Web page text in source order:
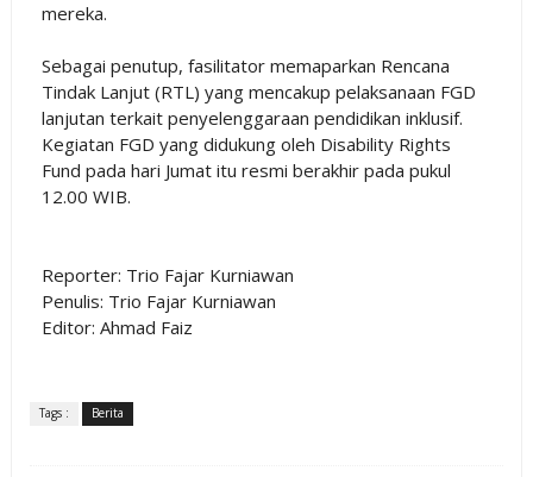
mereka.
Sebagai penutup, fasilitator memaparkan Rencana
Tindak Lanjut (RTL) yang mencakup pelaksanaan FGD
lanjutan terkait penyelenggaraan pendidikan inklusif.
Kegiatan FGD yang didukung oleh Disability Rights
Fund pada hari Jumat itu resmi berakhir pada pukul
12.00 WIB.
Reporter: Trio Fajar Kurniawan
Penulis: Trio Fajar Kurniawan
Editor: Ahmad Faiz
Tags : Berita